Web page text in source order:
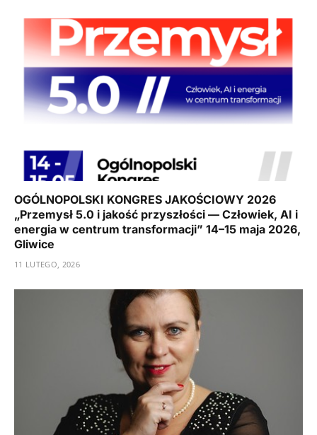
OGÓLNOPOLSKI KONGRES JAKOŚCIOWY 2026
„Przemysł 5.0 i jakość przyszłości — Człowiek, AI i
energia w centrum transformacji” 14–15 maja 2026,
Gliwice
11 LUTEGO, 2026